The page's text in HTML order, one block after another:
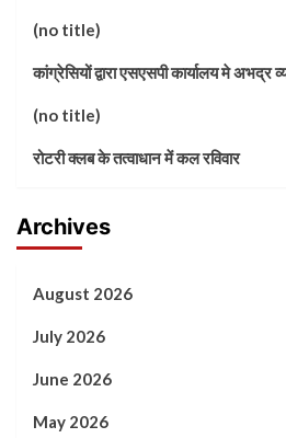
(no title)
कांग्रेसियों द्वारा एसएसपी कार्यालय मे अभद्र
(no title)
रोटरी क्लब के तत्वाधान में कल रविवार
Archives
August 2026
July 2026
June 2026
May 2026